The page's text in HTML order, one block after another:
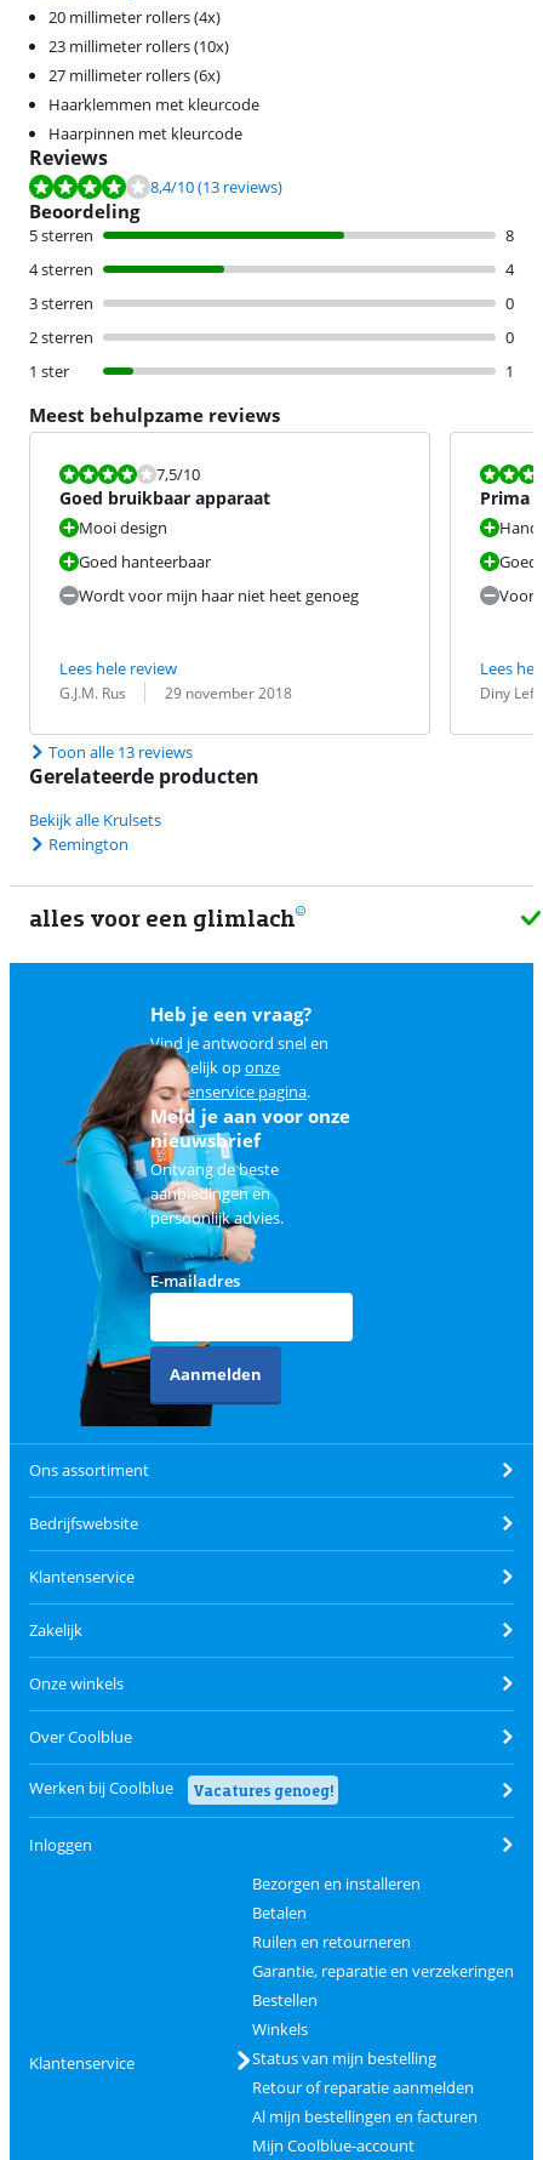
20 millimeter rollers (4x)
23 millimeter rollers (10x)
27 millimeter rollers (6x)
Haarklemmen met kleurcode
Haarpinnen met kleurcode
Reviews
Beoordeling is 8,4 van de 10, gebaseerd op 13 reviews.
8,4/10(13 reviews)
Beoordeling
5 sterren
8
4 sterren
4
3 sterren
0
2 sterren
0
1 ster
1
Meest behulpzame reviews
Beoordeling is 7,5 van de 10.
7,5/10
Goed bruikbaar apparaat
Mooi design
Goed hanteerbaar
Wordt voor mijn haar niet heet genoeg
Lees hele review
Beoordeling door:
G.J.M. Rus
Datum: 29 november 2018
Prima
Voor
Lees
Diny
Datum:
Toon alle 13 reviews
Gerelateerde producten
Bekijk alle Krulsets
Remington
alles voor een glimlach
Heb je een vraag?
Vind je antwoord snel en
makkelijk oponze
klantenservice pagina.
Meld je aan voor onze
nieuwsbrief
Ontvang de beste
aanbiedingen en
persoonlijk advies.
E-mailadres
Aanmelden
Ons assortiment
Bedrijfswebsite
Klantenservice
Zakelijk
Onze winkels
Over Coolblue
Werken bij Coolblue Vacatures genoeg!
Inloggen
Klantenservice
Bezorgen en installeren
Betalen
Ruilen en retourneren
Garantie, reparatie en verzekeringen
Bestellen
Winkels
Status van mijn bestelling
Retour of reparatie aanmelden
Al mijn bestellingen en facturen
Mijn Coolblue-account